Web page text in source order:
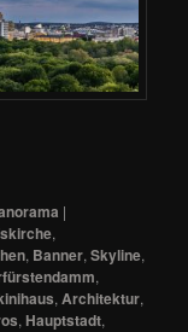
|
,
, Banner,Skyline,
,
, Architektur,
, Hauptstadt,